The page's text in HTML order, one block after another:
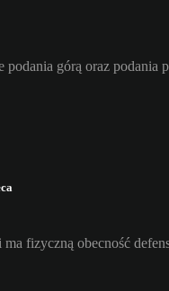
podania górą oraz podania
ma fizyczną obecność